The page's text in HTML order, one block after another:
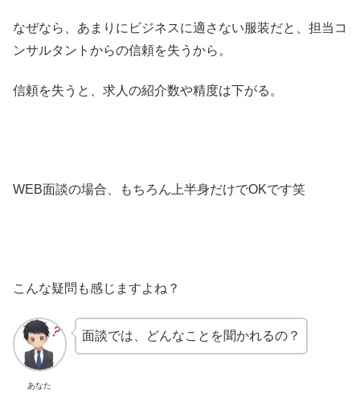
なぜなら、あまりにビジネスに適さない服装だと、担当コ
ンサルタントからの信頼を失うから。
信頼を失うと、求人の紹介数や精度は下がる。
WEB面談の場合、もちろん上半身だけでOKです笑
こんな疑問も感じますよね？
あなた
面談では、どんなことを聞かれるの？